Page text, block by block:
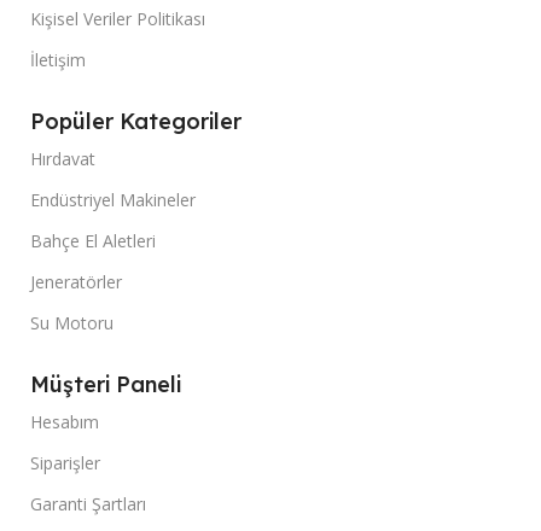
Kişisel Veriler Politikası
İletişim
Popüler Kategoriler
Hırdavat
Endüstriyel Makineler
Bahçe El Aletleri
Jeneratörler
Su Motoru
Müşteri Paneli
Hesabım
Siparişler
Garanti Şartları